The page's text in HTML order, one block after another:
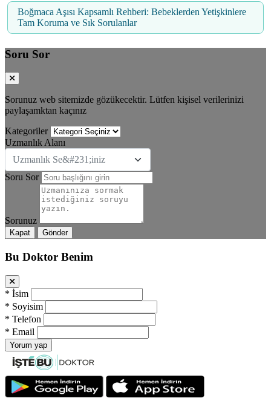
Boğmaca Aşısı Kapsamlı Rehberi: Bebeklerden Yetişkinlere
Tam Koruma ve Sık Sorulanlar
Soru Sor
Sorunuz web sitemizde gözükecektir. Lütfen kişisel verilerinizi
paylaşamktan kaçınız
Kategoriler
Uzmanlık Alanı
Uzmanlık Se&#231;iniz
Soru Sor
Sorunuz
Kapat Gönder
Bu Doktor Benim
* İsim
* Soyisim
* Telefon
* Email
Yorum yap